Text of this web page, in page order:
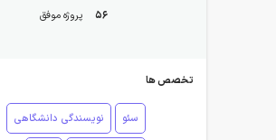
56 پروژه موفق
تخصص ها
سئو نویسندگی دانشگاهی